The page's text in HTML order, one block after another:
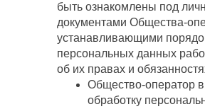
быть ознакомлены под
документами Общества-
устанавливающими
персональных данных
об их правах и
Общество-оператор
обработку